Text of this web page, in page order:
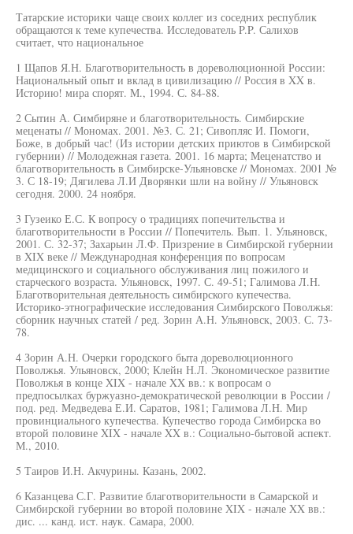
Татарские историки чаще своих коллег из соседних республик
обращаются к теме купечества. Исследователь P.P. Салихов
считает, что национальное
1 Щапов Я.Н. Благотворительность в дореволюционной России:
Национальный опыт и вклад в цивилизацию // Россия в XX в.
Историю! мира спорят. М., 1994. С. 84-88.
2 Сытин А. Симбиряне и благотворительность. Симбирские
меценаты // Мономах. 2001. №3. С. 21; Сивопляс И. Помоги,
Боже, в добрый час! (Из истории детских приютов в Симбирской
губернии) // Молодежная газета. 2001. 16 марта; Меценатство и
благотворительность в Симбирске-Ульяновске // Мономах. 2001 №
3. С 18-19; Дягилева Л.И Дворянки шли на войну // Ульяновск
сегодня. 2000. 24 ноября.
3 Гузеико Е.С. К вопросу о традициях попечительства и
благотворительности в России // Попечитель. Вып. 1. Ульяновск,
2001. С. 32-37; Захарьин Л.Ф. Призрение в Симбирской губернии
в XIX веке // Международная конференция по вопросам
медицинского и социального обслуживания лиц пожилого и
старческого возраста. Ульяновск, 1997. С. 49-51; Галимова Л.Н.
Благотворительная деятельность симбирского купечества.
Историко-этнографические исследования Симбирского Поволжья:
сборник научных статей / ред. Зорин А.Н. Ульяновск, 2003. С. 73-
78.
4 Зорин А.Н. Очерки городского быта дореволюционного
Поволжья. Ульяновск, 2000; Клейн Н.Л. Экономическое развитие
Поволжья в конце XIX - начале XX вв.: к вопросам о
предпосылках буржуазно-демократической революции в России /
под. ред. Медведева Е.И. Саратов, 1981; Галимова Л.Н. Мир
провинциального купечества. Купечество города Симбирска во
второй половине XIX - начале XX в.: Социально-бытовой аспект.
М., 2010.
5 Таиров И.Н. Акчурины. Казань, 2002.
6 Казанцева С.Г. Развитие благотворительности в Самарской и
Симбирской губернии во второй половине XIX - начале XX вв.:
дис. ... канд. ист. наук. Самара, 2000.